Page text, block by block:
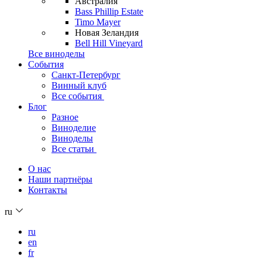
Bass Phillip Estate
Timo Mayer
Новая Зеландия
Bell Hill Vineyard
Все виноделы
События
Санкт-Петербург
Винный клуб
Все события
Блог
Разное
Виноделие
Виноделы
Все статьи
О нас
Наши партнёры
Контакты
ru
ru
en
fr